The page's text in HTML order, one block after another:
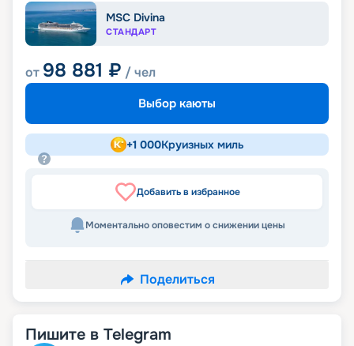
MSC Divina
СТАНДАРТ
от 98 881 ₽ / чел
Выбор каюты
+1 000Круизных миль
Добавить в избранное
Моментально оповестим о снижении цены
Поделиться
Пишите в Telegram